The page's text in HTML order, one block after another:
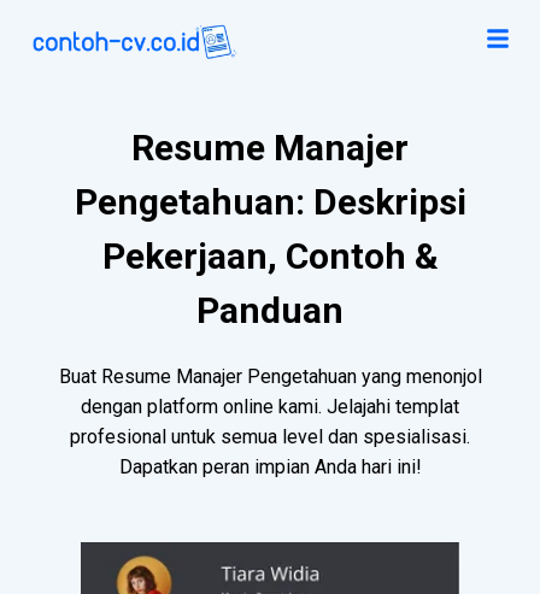
Resume Manajer
Pengetahuan: Deskripsi
Pekerjaan, Contoh &
Panduan
Buat Resume Manajer Pengetahuan yang menonjol
dengan platform online kami. Jelajahi templat
profesional untuk semua level dan spesialisasi.
Dapatkan peran impian Anda hari ini!